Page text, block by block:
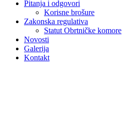
Pitanja i odgovori
Korisne brošure
Zakonska regulativa
Statut Obrtničke komore
Novosti
Galerija
Kontakt